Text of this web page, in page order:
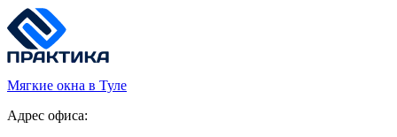
Мягкие окна в Туле
Адрес офиса: